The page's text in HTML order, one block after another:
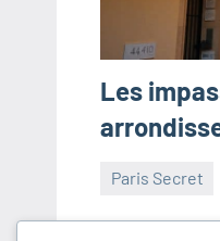
Les
Paris Secret
commentaire